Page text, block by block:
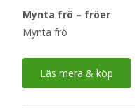
Mynta frö – fröer
Mynta frö
Läs mera & köp